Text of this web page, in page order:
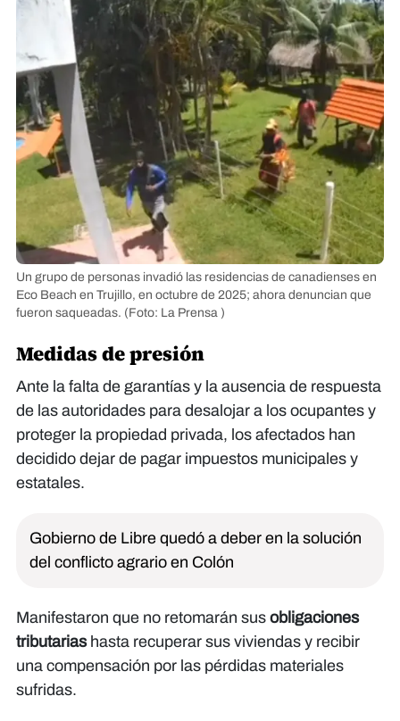
Un grupo de personas invadió las residencias de canadienses en
Eco Beach en Trujillo, en octubre de 2025; ahora denuncian que
fueron saqueadas. (Foto: La Prensa )
Medidas de presión
Ante la falta de garantías y la ausencia de respuesta
de las autoridades para desalojar a los ocupantes y
proteger la propiedad privada, los afectados han
decidido dejar de pagar impuestos municipales y
estatales.
Gobierno de Libre quedó a deber en la solución
del conflicto agrario en Colón
Manifestaron que no retomarán sus obligaciones
tributariashasta recuperar sus viviendas y recibir
una compensación por las pérdidas materiales
sufridas.